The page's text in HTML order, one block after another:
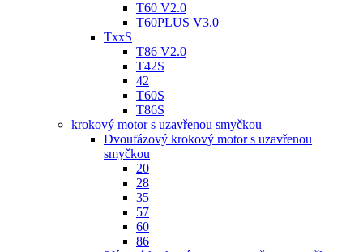
T60 V2.0
T60PLUS V3.0
TxxS
T86 V2.0
T42S
42
T60S
T86S
krokový motor s uzavřenou smyčkou
Dvoufázový krokový motor s uzavřenou
smyčkou
20
28
35
57
60
86